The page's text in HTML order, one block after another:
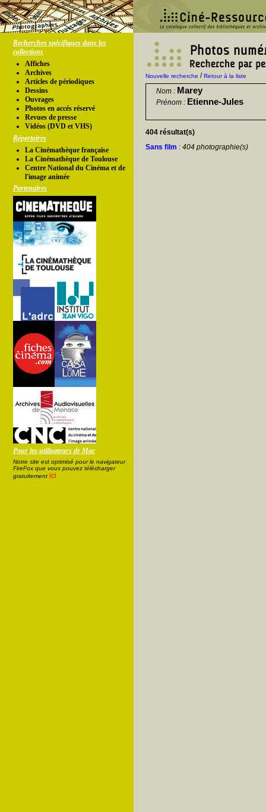
Recherches spécifiques dans les
collections
Affiches
Archives
Articles de périodiques
Dessins
Ouvrages
Photos en accés réservé
Revues de presse
Vidéos (DVD et VHS)
Répertoires
La Cinémathèque française
La Cinémathèque de Toulouse
Centre National du Cinéma et de
l'image animée
Partenaires
Pour les utilisateurs de Mac
Notre site est optimisé pour le navigateur
FireFox que vous pouvez télécharger
gratuitement ici
Nouvelle recherche /Retour à la liste
Nom : Marey
Prénom : Etienne-Jules
404 résultat(s)
Sans film : 404 photographie(s)